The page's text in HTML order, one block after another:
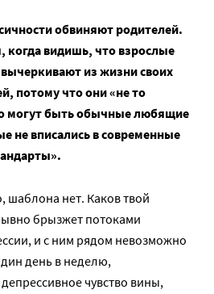
обвиняют родителей.
когда видишь, что взрослые
из жизни своих
потому что они«не то
могут быть обычные любящие
не вписались в современные
шаблона нет. Каков твой
брызжет потоками
и с ним рядом невозможно
день в неделю,
чувство вины,